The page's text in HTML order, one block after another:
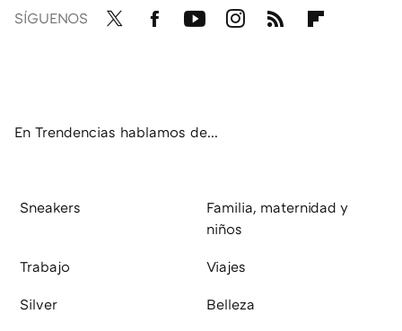
SÍGUENOS
En Trendencias hablamos de...
Sneakers
Familia, maternidad y
niños
Trabajo Viajes
Silver Belleza